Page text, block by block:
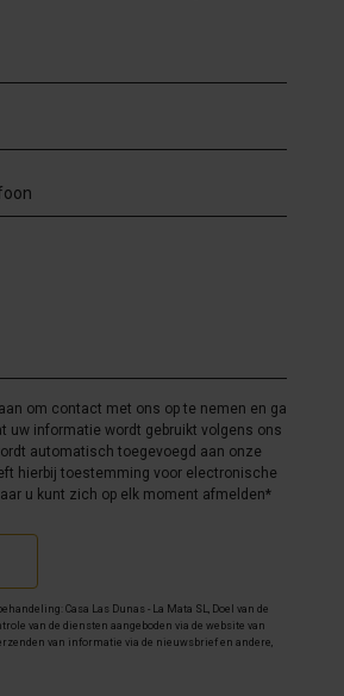
om contact met ons op te nemen en ga
uw informatie wordt gebruikt volgens ons
automatisch toegevoegd aan onze
hierbij toestemming voor electronische
u kunt zich op elk moment afmelden*
Casa Las Dunas - La Mata SL, Doel van de
van de diensten aangeboden via de website van
van informatie via de nieuwsbrief en andere,